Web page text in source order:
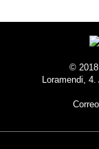
© 2018
Loramendi,